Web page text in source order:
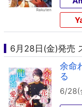
6月28日(金)発売
余命
る
6/28(